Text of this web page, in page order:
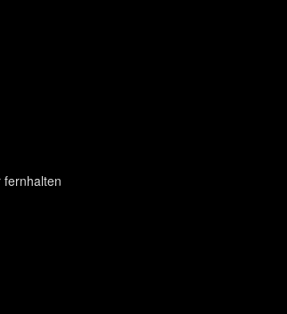
fernhalten